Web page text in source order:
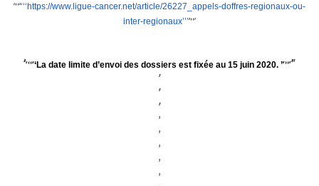
https://www.ligue-cancer.net/article/26227_appels-doffres-regionaux-ou-
inter-regionaux
La date limite d’envoi des dossiers est fixée au 15 juin 2020.